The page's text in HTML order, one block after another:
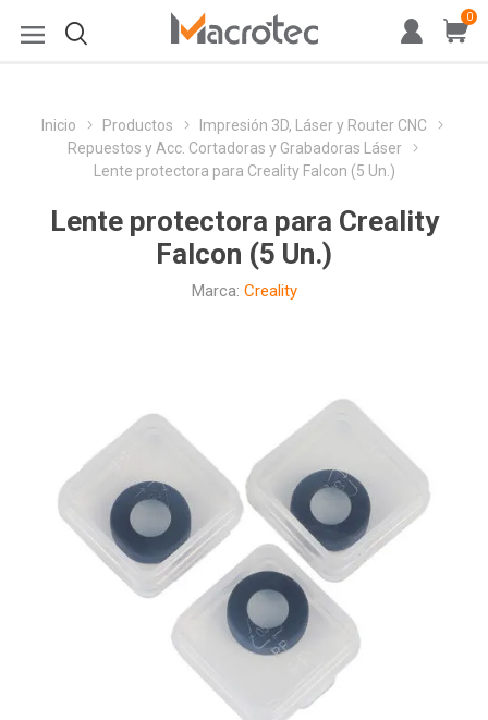
0
Inicio Productos
Impresión 3D, Láser y Router CNC
Repuestos y Acc. Cortadoras y Grabadoras Láser
Lente protectora para Creality Falcon (5 Un.)
Lente protectora para Creality
Falcon (5 Un.)
Marca: Creality